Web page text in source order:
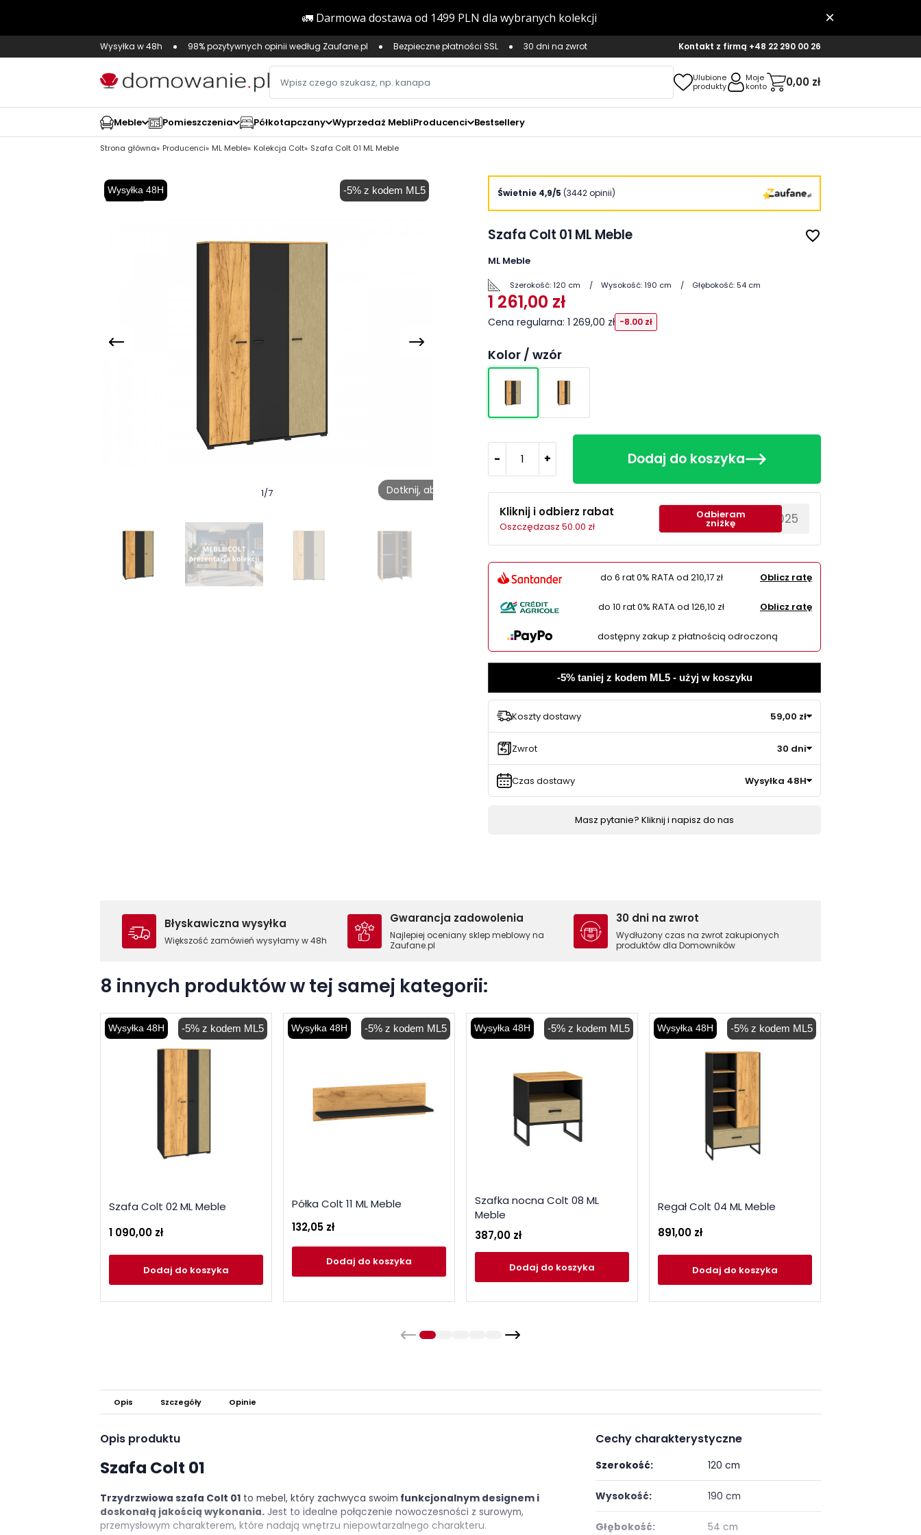
Wysyłka w 48h 98% pozytywnych opinii według Zaufane.pl Bezpieczne płatności SSL 30 dni na zwrot Kontakt z firmą +48 22 290 00 26
Ulubione
produkty
Moje
konto
0,00 zł
Meble Pomieszczenia Półkotapczany Wyprzedaż MebliProducenci Bestsellery
Strona główna Producenci ML Meble Kolekcja Colt Szafa Colt 01 ML Meble
-5% z kodem ML5
Wysyłka 48H
-8,00 zł
Dotknij, aby odtworzyć
1/7
zoom_in Świetnie 4,9/5 (3442 opinii)
Szafa Colt 01 ML Meble favorite_border
ML Meble
Szerokość:120 cm Wysokość:190 cm Głębokość:54 cm
1 261,00 zł
Cena regularna: 1 269,00 zł -8.00 zł
Kolor / wzór
- + Dodaj do koszyka
Kliknij i odbierz rabat
Oszczędzasz 50.00 zł ********EWS2025
Odbieram
zniżkę
do 6 rat 0% RATA od 210,17 zł Oblicz ratę
do 10 rat 0% RATA od 126,10 zł Oblicz ratę
dostępny zakup z płatnością odroczoną
-5% taniej z kodem ML5 - użyj w koszyku
Koszty dostawy 59,00 zł
Zwrot 30 dni
Czas dostawy Wysyłka 48H
Masz pytanie? Kliknij i napisz do nas
Błyskawiczna wysyłka
Większość zamówień wysyłamy w 48h
Gwarancja zadowolenia
Najlepiej oceniany sklep meblowy na
Zaufane.pl
30 dni na zwrot
Wydłużony czas na zwrot zakupionych
produktów dla Domowników
8 innych produktów w tej samej kategorii:
-5% z kodem ML5
Wysyłka 48H
Szafa Colt 02 ML Meble
1 090,00 zł
Dodaj do koszyka
-5% z kodem ML5
Wysyłka 48H
Półka Colt 11 ML Meble
132,05 zł
Dodaj do koszyka
-5% z kodem ML5
Wysyłka 48H
Szafka nocna Colt 08 ML
Meble
387,00 zł
Dodaj do koszyka
-5% z kodem ML5
Wysyłka 48H
Regał Colt 04 ML Meble
891,00 zł
Dodaj do koszyka
Opis Szczegóły Opinie
Opis produktu
Szafa Colt 01
Trzydrzwiowa szafa Colt 01 to mebel, który zachwyca swoim funkcjonalnym designem i
doskonałą jakością wykonania. Jest to idealne połączenie nowoczesności z surowym,
przemysłowym charakterem, które nadają wnętrzu niepowtarzalnego charakteru.
Cechy charakterystyczne
Szerokość: 120 cm
Wysokość: 190 cm
Głębokość: 54 cm